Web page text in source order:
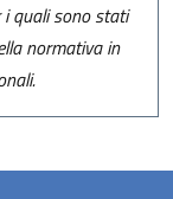
i quali sono stati
normativa in